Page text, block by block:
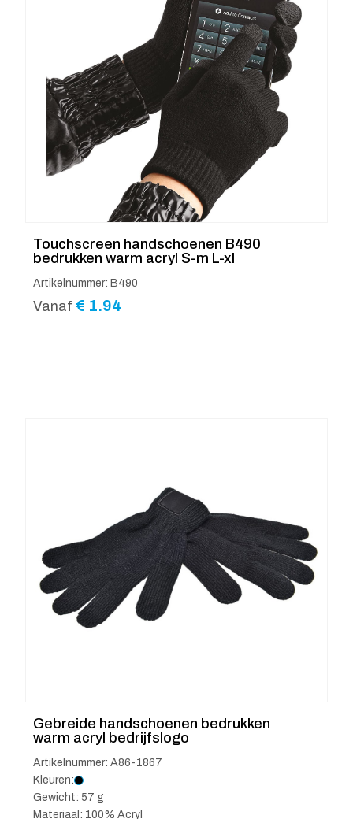
Touchscreen handschoenen B490
bedrukken warm acryl S-m L-xl
Artikelnummer: B490
Vanaf € 1.94
Gebreide handschoenen bedrukken
warm acryl bedrijfslogo
Artikelnummer: A86-1867
Kleuren:
Gewicht: 57 g
Materiaal: 100% Acryl